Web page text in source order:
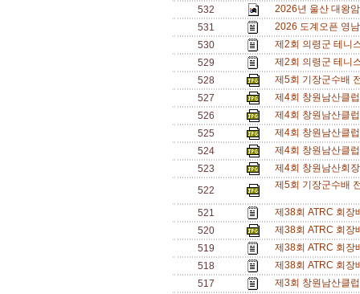
532
2026년 울산 대왕
531
2026 도계오픈 영
530
제2회 의령군 테니
529
제2회 의령군 테니
528
제5회 기장군수배
527
제4회 창원남산클
526
제4회 창원남산클
525
제4회 창원남산클
524
제4회 창원남산클
523
제4회 창원남산회
522
제5회 기장군수배
521
제38회 ATRC 회
520
제38회 ATRC 회
519
제38회 ATRC 회
518
제38회 ATRC 회
517
제3회 창원남산클